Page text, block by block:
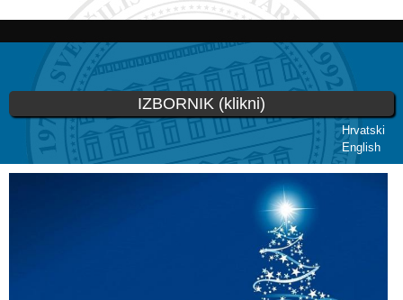
Skoči
glavni
sadržaj
Hrvatski
English
IZBORNIK (klikni)